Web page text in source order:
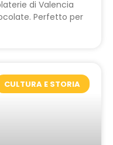
di Valencia
Perfetto per
CULTURA E STORIA